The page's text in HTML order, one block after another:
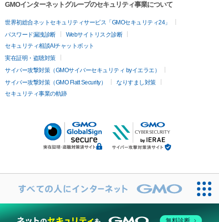
GMOインターネットグループのセキュリティ事業について
世界初総合ネットセキュリティサービス「GMOセキュリティ24」
パスワード漏洩診断
Webサイトリスク診断
セキュリティ相談AIチャットボット
実在証明・盗聴対策
サイバー攻撃対策（GMOサイバーセキュリティ byイエラエ）
サイバー攻撃対策（GMO Flatt Security）
なりすまし対策
セキュリティ事業の軌跡
無料診断